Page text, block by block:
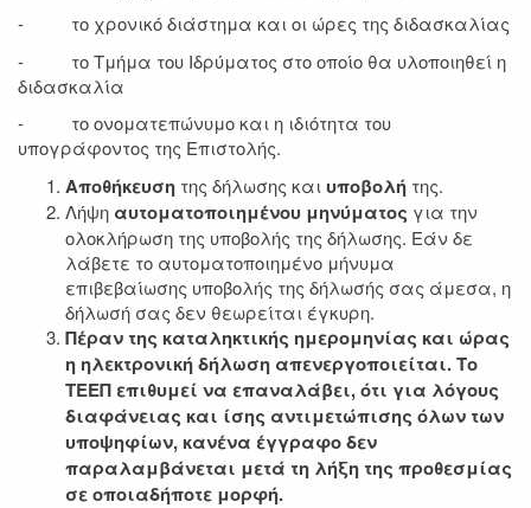
- το χρονικό διάστημα και οι ώρες της διδασκαλίας
- το Τμήμα του Ιδρύματος στο οποίο θα υλοποιηθεί η
διδασκαλία
- το ονοματεπώνυμο και η ιδιότητα του
υπογράφοντος της Επιστολής.
Αποθήκευση της δήλωσης και υποβολή της.
Λήψη αυτοματοποιημένου μηνύματος για την
ολοκλήρωση της υποβολής της δήλωσης. Εάν δε
λάβετε το αυτοματοποιημένο μήνυμα
επιβεβαίωσης υποβολής της δήλωσής σας άμεσα, η
δήλωσή σας δεν θεωρείται έγκυρη.
Πέραν της καταληκτικής ημερομηνίας και ώρας
η ηλεκτρονική δήλωση απενεργοποιείται. Το
ΤΕΕΠ επιθυμεί να επαναλάβει, ότι για λόγους
διαφάνειας και ίσης αντιμετώπισης όλων των
υποψηφίων, κανένα έγγραφο δεν
παραλαμβάνεται μετά τη λήξη της προθεσμίας
σε οποιαδήποτε μορφή.